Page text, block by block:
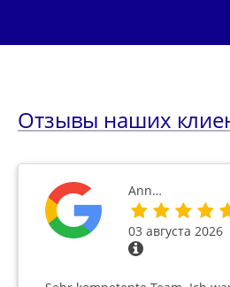
Отзывы наших
Ann…
03 августа 2026